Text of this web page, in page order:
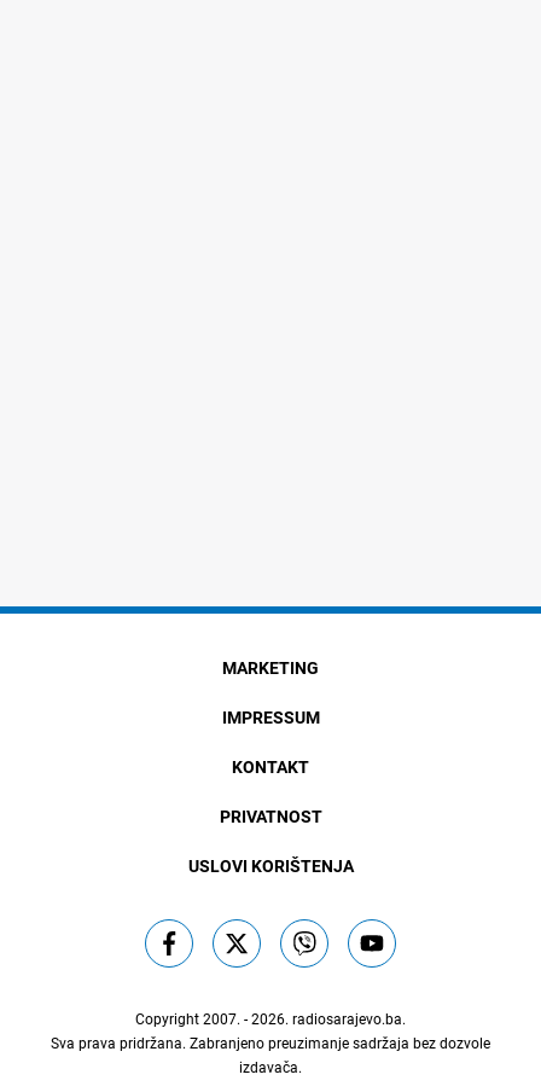
MARKETING
IMPRESSUM
KONTAKT
PRIVATNOST
USLOVI KORIŠTENJA
Copyright 2007. - 2026. radiosarajevo.ba.
Sva prava pridržana. Zabranjeno preuzimanje sadržaja bez dozvole
izdavača.